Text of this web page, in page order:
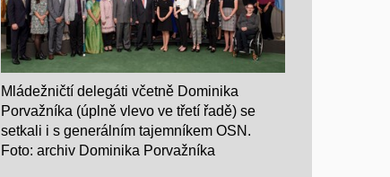
Mládežničtí delegáti včetně Dominika
Porvažníka (úplně vlevo ve třetí řadě) se
setkali i s generálním tajemníkem OSN.
Foto: archiv Dominika Porvažníka